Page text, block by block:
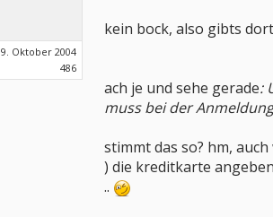
9. Oktober 2004
486
kein bock, also gibts
ach je und sehe gerade:
muss bei der
stimmt das so? hm,
) die kreditkarte
..